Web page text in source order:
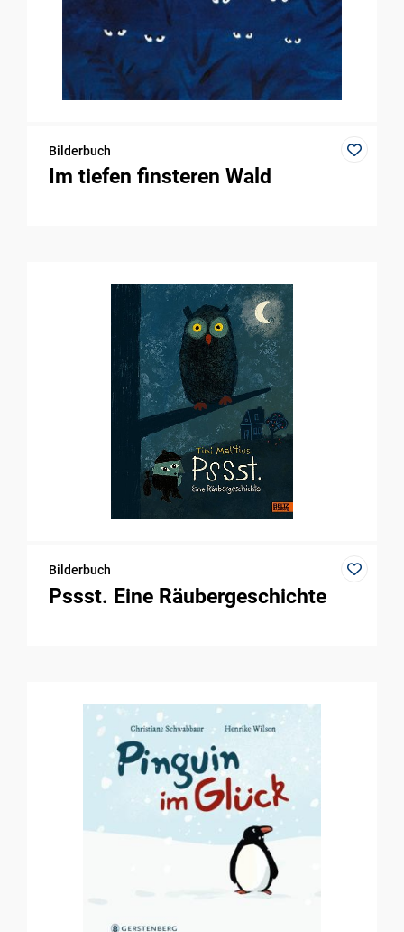
Bilderbuch
Im tiefen finsteren Wald
Bilderbuch
Pssst. Eine Räubergeschichte